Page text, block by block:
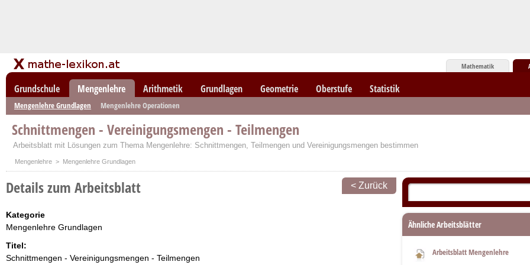
Mathematik
Grundschule Mengenlehre Arithmetik Grundlagen Geometrie Oberstufe Statistik
Mengenlehre Grundlagen Mengenlehre Operationen
Schnittmengen - Vereinigungsmengen - Teilmengen
Arbeitsblatt mit Lösungen zum Thema Mengenlehre: Schnittmengen, Teilmengen und Vereinigungsmengen bestimmen
Mengenlehre > Mengenlehre Grundlagen
< Zurück
Details zum Arbeitsblatt
Kategorie
Mengenlehre Grundlagen
Titel:
Schnittmengen - Vereinigungsmengen - Teilmengen
Ähnliche Arbeitsblätter
Arbeitsblatt Mengenlehre